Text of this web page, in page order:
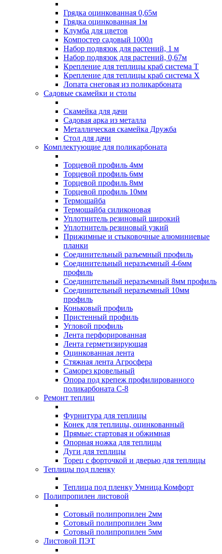
Грядка оцинкованная 0,65м
Грядка оцинкованная 1м
Клумба для цветов
Компостер садовый 1000л
Набор подвязок для растений, 1 м
Набор подвязок для растений, 0,67м
Крепление для теплицы краб система Т
Крепление для теплицы краб система Х
Лопата снеговая из поликарбоната
Садовые скамейки и столы
Скамейка для дачи
Садовая арка из металла
Металлическая скамейка Дружба
Стол для дачи
Комплектующие для поликарбоната
Торцевой профиль 4мм
Торцевой профиль 6мм
Торцевой профиль 8мм
Торцевой профиль 10мм
Термошайба
Термошайба силиконовая
Уплотнитель резиновый широкий
Уплотнитель резиновый узкий
Прижимные и стыковочные алюминиевые
планки
Соединительный разъемный профиль
Соединительный неразъемный 4-6мм
профиль
Соединительный неразъемный 8мм профиль
Соединительный неразъемный 10мм
профиль
Коньковый профиль
Пристенный профиль
Угловой профиль
Лента перфорированная
Лента герметизирующая
Оцинкованная лента
Стяжная лента Агросфера
Саморез кровельный
Опора под крепеж профилированного
поликарбоната С-8
Ремонт теплиц
Фурнитура для теплицы
Конек для теплицы, оцинкованный
Прямые: стартовая и обжимная
Опорная ножка для теплицы
Дуги для теплицы
Торец с форточкой и дверью для теплицы
Теплицы под пленку
Теплица под пленку Умница Комфорт
Полипропилен листовой
Сотовый полипропилен 2мм
Сотовый полипропилен 3мм
Сотовый полипропилен 5мм
Листовой ПЭТ